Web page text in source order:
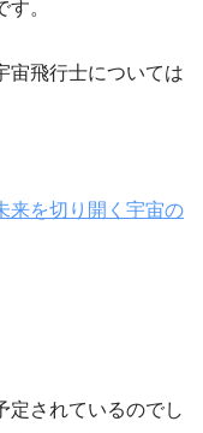
。
宙飛行士については
来を切り開く宇宙の
定されているのでし